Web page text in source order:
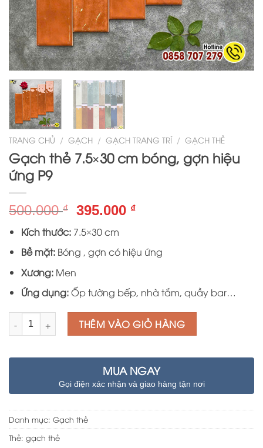
TRANG CHỦ / GẠCH / GẠCH TRANG TRÍ / GẠCH THẺ
Gạch thẻ 7.5×30 cm bóng, gợn hiệu
ứng P9
500.000₫
Giá
là:
500.000 ₫.
395.000 ₫Giá
là:
Kích thước:7.5×30 cm
Bề mặt:Bóng , gợn có hiệu ứng
Xương:Men
Ứng dụng:Ốp tường bếp, nhà tắm, quầy bar…
Số lượng THÊM VÀO GIỎ HÀNG
MUA NGAY
Gọi điện xác nhận và giao hàng tận nơi
Danh mục: Gạch thẻ
Thẻ: gạch thẻ